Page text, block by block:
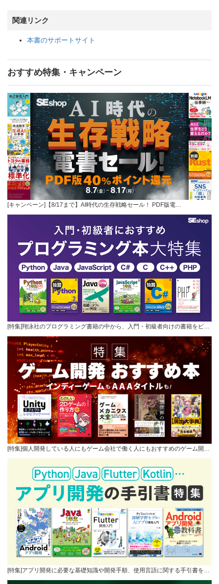
関連リンク
本書のサポートサイト
おすすめ特集・キャンペーン
[キャンペーン]【8/17まで】AI時代の生存戦略セール！ PDF版電…
[特集]翔泳社のプログラミング書籍の中から、入門・初級者向けの書籍をピ…
[特集]個人開発している人にもゲーム会社で働く人にもおすすめのゲーム開…
[特集]アプリ開発に必要な基礎知識や開発手順、使用言語に関する手引書を…